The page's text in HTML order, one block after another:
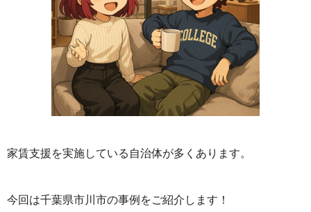
家賃支援を実施している自治体が多くあります。
今回は千葉県市川市の事例をご紹介します！